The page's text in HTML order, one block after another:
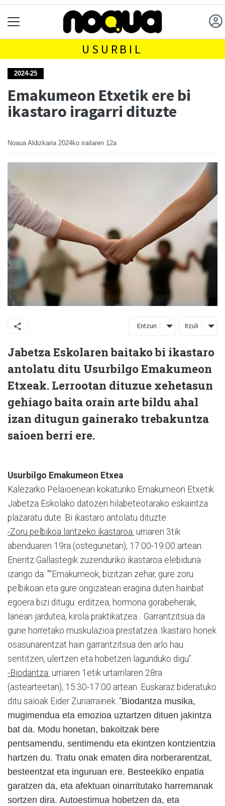
USURBIL
2024-25
Emakumeon Etxetik ere bi
ikastaro iragarri dituzte
Noaua Aldizkaria 2024ko irailaren 12a
Entzun Itzuli
Jabetza Eskolaren baitako bi ikastaro
antolatu ditu Usurbilgo Emakumeon
Etxeak. Lerrootan dituzue xehetasun
gehiago baita orain arte bildu ahal
izan ditugun gainerako trebakuntza
saioen berri ere.
Usurbilgo Emakumeon Etxea
Kalezarko Pelaioenean kokaturiko Emakumeon Etxetik
Jabetza Eskolako datozen hilabeteotarako eskaintza
plazaratu dute. Bi ikastaro antolatu dituzte:
-Zoru pelbikoa lantzeko ikastaroa: urriaren 3tik
abenduaren 19ra (ostegunetan), 17:00-19:00 artean.
Eneritz Gallastegik zuzenduriko ikastaroa elebiduna
izango da. "“Emakumeok, bizitzan zehar, gure zoru
pelbikoan eta gure ongizatean eragina duten hainbat
egoera bizi ditugu: erditzea, hormona gorabeherak,
lanean jardutea, kirola praktikatzea... Garrantzitsua da
gune horretako muskulazioa prestatzea. Ikastaro honek
osasunarentzat hain garrantzitsua den arlo hau
sentitzen, ulertzen eta hobetzen lagunduko digu”.
-Biodantza: urriaren 1etik urtarrilaren 28ra
(astearteetan), 15:30-17:00 artean. Euskaraz bideratuko
ditu saioak Eider Zuriarrainek. “Biodantza musika,
mugimendua eta emozioa uztartzen dituen jakintza
bat da. Modu honetan, bakoitzak bere
pentsamendu, sentimendu eta ekintzen kontzientzia
hartzen du. Tratu onak ematen dira norberarentzat,
besteentzat eta inguruan ere. Besteekiko enpatia
garatzen da, eta afektuan oinarritutako harremanak
sortzen dira. Autoestimua hobetzen da, eta